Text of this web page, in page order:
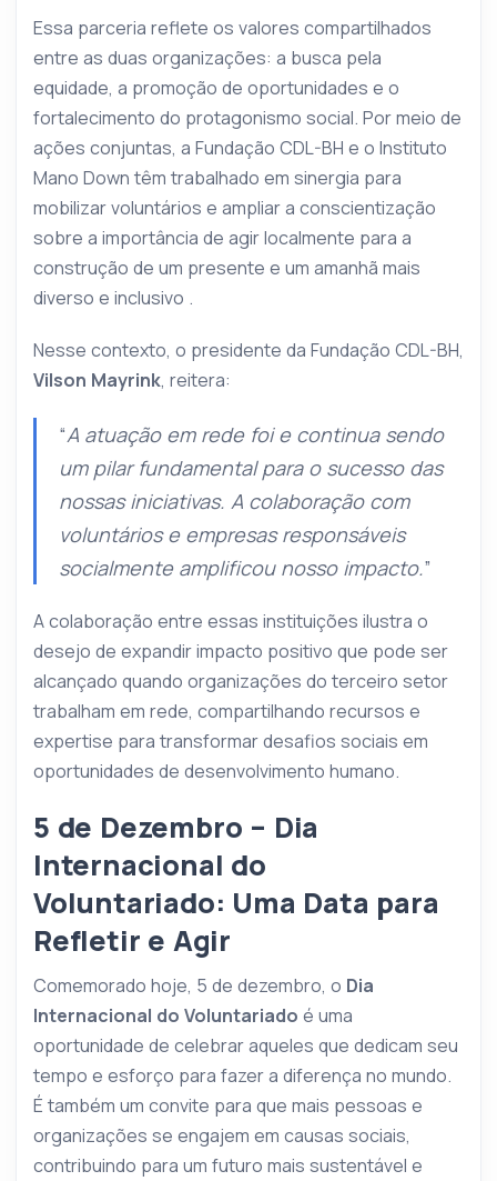
Essa parceria reflete os valores compartilhados
entre as duas organizações: a busca pela
equidade, a promoção de oportunidades e o
fortalecimento do protagonismo social. Por meio de
ações conjuntas, a Fundação CDL-BH e o Instituto
Mano Down têm trabalhado em sinergia para
mobilizar voluntários e ampliar a conscientização
sobre a importância de agir localmente para a
construção de um presente e um amanhã mais
diverso e inclusivo .
Nesse contexto, o presidente da Fundação CDL-BH,
Vilson Mayrink, reitera:
“A atuação em rede foi e continua sendo
um pilar fundamental para o sucesso das
nossas iniciativas. A colaboração com
voluntários e empresas responsáveis
socialmente amplificou nosso impacto.”
A colaboração entre essas instituições ilustra o
desejo de expandir impacto positivo que pode ser
alcançado quando organizações do terceiro setor
trabalham em rede, compartilhando recursos e
expertise para transformar desafios sociais em
oportunidades de desenvolvimento humano.
5 de Dezembro – Dia
Internacional do
Voluntariado: Uma Data para
Refletir e Agir
Comemorado hoje, 5 de dezembro, o Dia
Internacional do Voluntariado é uma
oportunidade de celebrar aqueles que dedicam seu
tempo e esforço para fazer a diferença no mundo.
É também um convite para que mais pessoas e
organizações se engajem em causas sociais,
contribuindo para um futuro mais sustentável e